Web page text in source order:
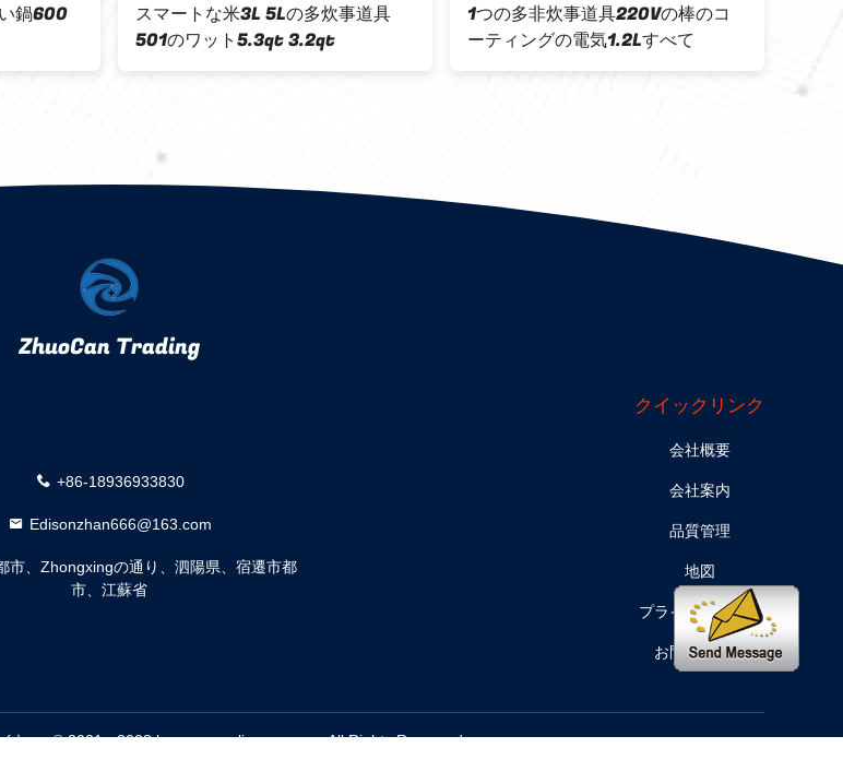
鍋600
スマートな米3L 5Lの多炊事道具
501のワット5.3qt 3.2qt
1つの多非炊事道具220Vの棒のコ
ーティングの電気1.2Lすべて
ZhuoCan Trading
+86-18936933830
Edisonzhan666@163.com
市、Zhongxingの通り、泗陽県、宿遷市都
市、江蘇省
クイックリンク
会社概要
会社案内
品質管理
地図
プライバシー政策
お問い合わせ
ヤー. © 2021 - 2023 houses-appliances.com. All Rights Reserved.